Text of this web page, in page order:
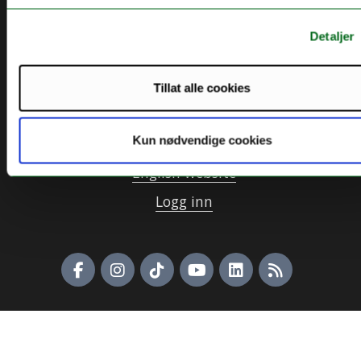
Detaljer
Tillat alle cookies
Kun nødvendige cookies
For media
For skoler
Ledige stillinger
English website
Logg inn